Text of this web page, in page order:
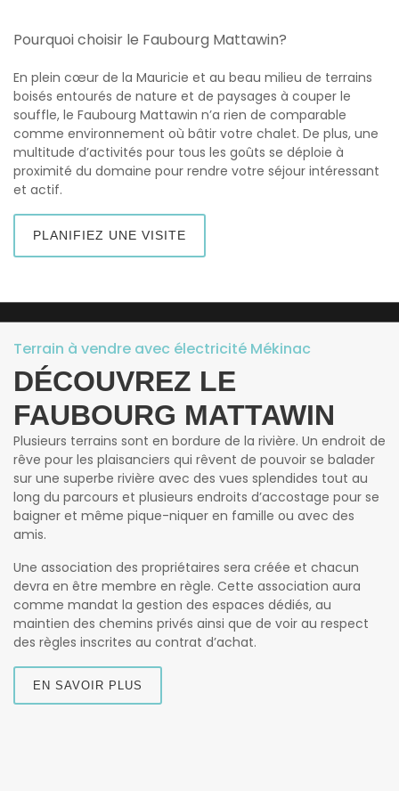
Pourquoi choisir le Faubourg Mattawin?
En plein cœur de la Mauricie et au beau milieu de terrains
boisés entourés de nature et de paysages à couper le
souffle, le Faubourg Mattawin n’a rien de comparable
comme environnement où bâtir votre chalet. De plus, une
multitude d’activités pour tous les goûts se déploie à
proximité du domaine pour rendre votre séjour intéressant
et actif.
PLANIFIEZ UNE VISITE
Terrain à vendre avec électricité Mékinac
DÉCOUVREZ LE
FAUBOURG MATTAWIN
Plusieurs terrains sont en bordure de la rivière. Un endroit de
rêve pour les plaisanciers qui rêvent de pouvoir se balader
sur une superbe rivière avec des vues splendides tout au
long du parcours et plusieurs endroits d’accostage pour se
baigner et même pique-niquer en famille ou avec des
amis.
Une association des propriétaires sera créée et chacun
devra en être membre en règle. Cette association aura
comme mandat la gestion des espaces dédiés, au
maintien des chemins privés ainsi que de voir au respect
des règles inscrites au contrat d’achat.
EN SAVOIR PLUS